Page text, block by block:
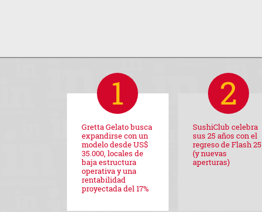
Gretta Gelato busca
expandirse con un
modelo desde US$
35.000, locales de
baja estructura
operativa y una
rentabilidad
proyectada del 17%
SushiClub celebra
sus 25 años con el
regreso de Flash 25
(y nuevas
aperturas)